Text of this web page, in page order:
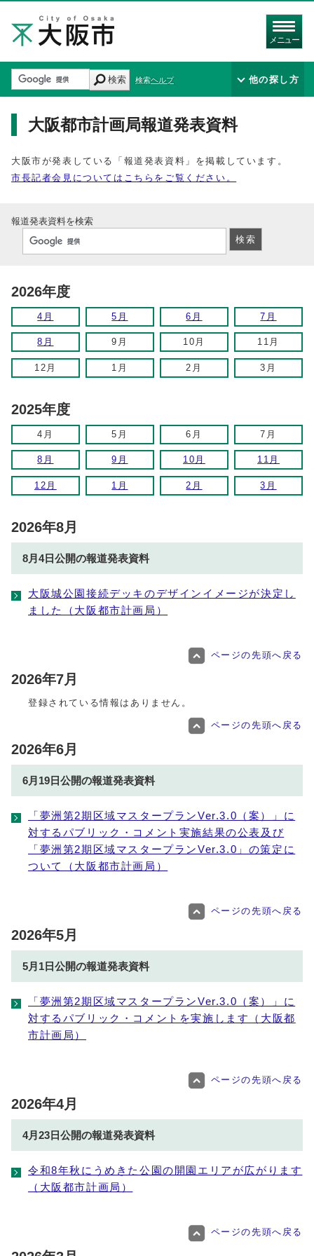
メニュー
検索 検索ヘルプ 他の探し方
大阪都市計画局報道発表資料
大阪市が発表している「報道発表資料」を掲載しています。
市長記者会見についてはこちらをご覧ください。
報道発表資料を検索
2026年度
4月 5月 6月 7月
8月 9月 10月 11月
12月 1月 2月 3月
2025年度
4月 5月 6月 7月
8月 9月 10月 11月
12月 1月 2月 3月
2026年8月
8月4日公開の報道発表資料
大阪城公園接続デッキのデザインイメージが決定し
ました（大阪都市計画局）
ページの先頭へ戻る
2026年7月
登録されている情報はありません。
ページの先頭へ戻る
2026年6月
6月19日公開の報道発表資料
「夢洲第2期区域マスタープランVer.3.0（案）」に
対するパブリック・コメント実施結果の公表及び
「夢洲第2期区域マスタープランVer.3.0」の策定に
ついて（大阪都市計画局）
ページの先頭へ戻る
2026年5月
5月1日公開の報道発表資料
「夢洲第2期区域マスタープランVer.3.0（案）」に
対するパブリック・コメントを実施します（大阪都
市計画局）
ページの先頭へ戻る
2026年4月
4月23日公開の報道発表資料
令和8年秋にうめきた公園の開園エリアが広がります
（大阪都市計画局）
ページの先頭へ戻る